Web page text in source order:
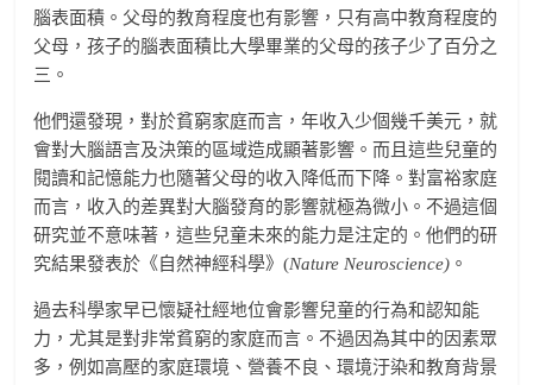
腦表面積。父母的教育程度也有影響，只有高中教育程度的
父母，孩子的腦表面積比大學畢業的父母的孩子少了百分之
三。
他們還發現，對於貧窮家庭而言，年收入少個幾千美元，就
會對大腦語言及決策的區域造成顯著影響。而且這些兒童的
閱讀和記憶能力也隨著父母的收入降低而下降。對富裕家庭
而言，收入的差異對大腦發育的影響就極為微小。不過這個
研究並不意味著，這些兒童未來的能力是注定的。他們的研
究結果發表於《自然神經科學》(Nature Neuroscience) 。
過去科學家早已懷疑社經地位會影響兒童的行為和認知能
力，尤其是對非常貧窮的家庭而言。不過因為其中的因素眾
多，例如高壓的家庭環境、營養不良、環境汙染和教育背景